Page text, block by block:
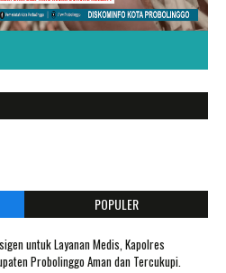
POPULER
untuk Layanan Medis, Kapolres
Probolinggo Aman dan Tercukupi.